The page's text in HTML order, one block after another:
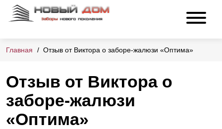
Главная Отзыв от Виктора о заборе-жалюзи «Оптима»
Отзыв от Виктора о
заборе-жалюзи
«Оптима»